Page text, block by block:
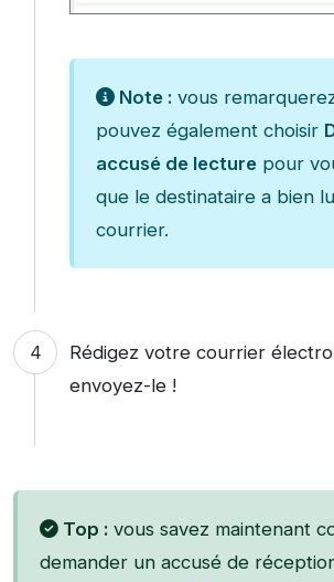
Note :vous
pouvez également choisir
accusé de lecturepour
que le destinataire a bien
courrier.
Rédigez votre courrier
envoyez-le !
Top : vous savez maintenant
demander un accusé de